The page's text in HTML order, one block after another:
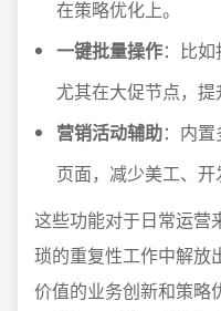
在策略优化上。
一键批量操作：比
尤其在大促节点，提
营销活动辅助：内
页面，减少美工、开
这些功能对于日常运营
琐的重复性工作中解放
价值的业务创新和策略